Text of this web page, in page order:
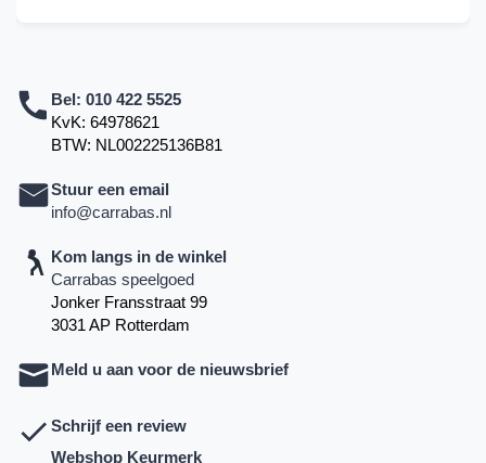
Bel: 010 422 5525
KvK: 64978621
BTW: NL002225136B81
Stuur een email
info@carrabas.nl
Kom langs in de winkel
Carrabas speelgoed
Jonker Fransstraat 99
3031 AP Rotterdam
Meld u aan voor de nieuwsbrief
Schrijf een review
Webshop Keurmerk